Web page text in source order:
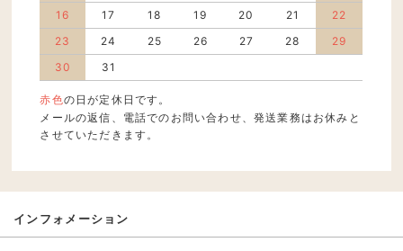
16
17 18 19 20 21
22
23
24 25 26 27 28
29
30
31
赤色の日が定休日です。
メールの返信、電話でのお問い合わせ、発送業務はお休みと
させていただきます。
インフォメーション